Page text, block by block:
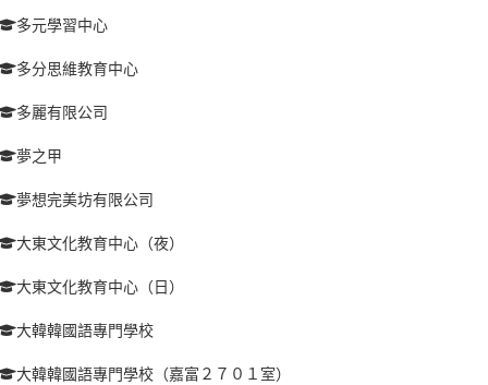
多元學習中心
多分思維教育中心
多麗有限公司
夢之甲
夢想完美坊有限公司
大東文化教育中心（夜）
大東文化教育中心（日）
大韓韓國語專門學校
大韓韓國語專門學校（嘉富２７０１室）